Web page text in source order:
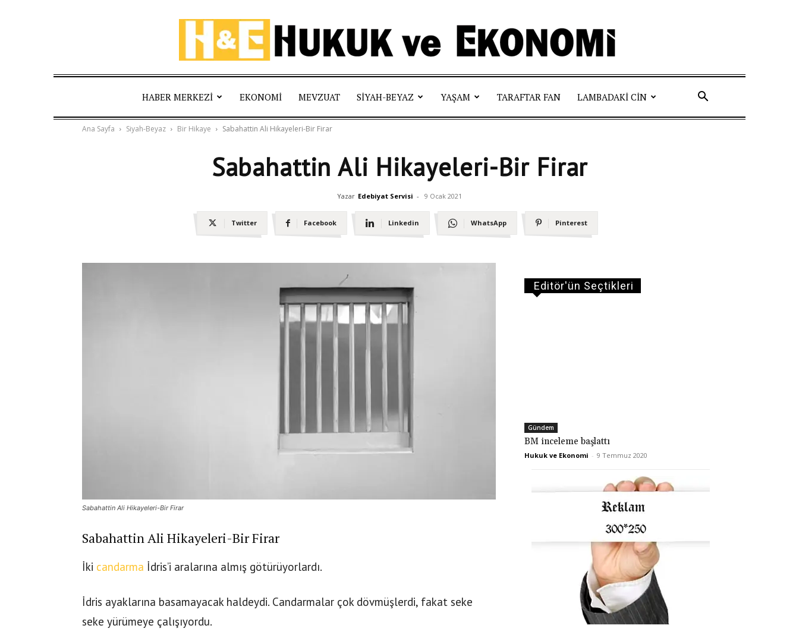
Hukuk
ve
HABER MERKEZI EKONOMI MEVZUAT SIYAH-BEYAZ YAŞAM TARAFTAR FAN LAMBADAKI CIN
Ana Sayfa Siyah-Beyaz Bir Hikaye Sabahattin Ali Hikayeleri-Bir Firar
Sabahattin Ali Hikayeleri-Bir Firar
Yazar Edebiyat Servisi - 9 Ocak 2021
Twitter Facebook Linkedin WhatsApp Pinterest
Sabahattin Ali Hikayeleri-Bir Firar
Sabahattin Ali Hikayeleri-Bir Firar
İki candarma İdris’i aralarına almış götürüyorlardı.
İdris ayaklarına basamayacak haldeydi. Candarmalar çok dövmüşlerdi, fakat seke
seke yürümeye çalışıyordu.
Editör'ün Seçtikleri
Gündem
BM inceleme başlattı
Hukuk ve Ekonomi - 9 Temmuz 2020